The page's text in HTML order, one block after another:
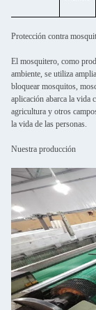
Protección contra
El mosquitero, como
ambiente, se utiliza
bloquear mosquitos,
aplicación abarca la vida
agricultura y otros
la vida de las personas.
Nuestra producción